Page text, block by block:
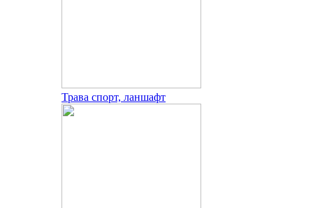
Трава спорт, ланшафт